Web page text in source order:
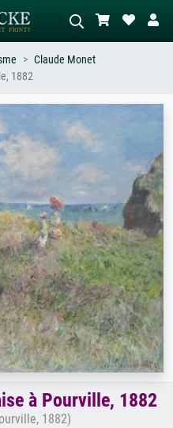
Décrivez la scène – ex. prairie verte,
abstrait avec beaucoup de rouge,
tableau sombre, nu debout près d'un
arbre.
Claude Monet
1882
à Pourville, 1882
1882)